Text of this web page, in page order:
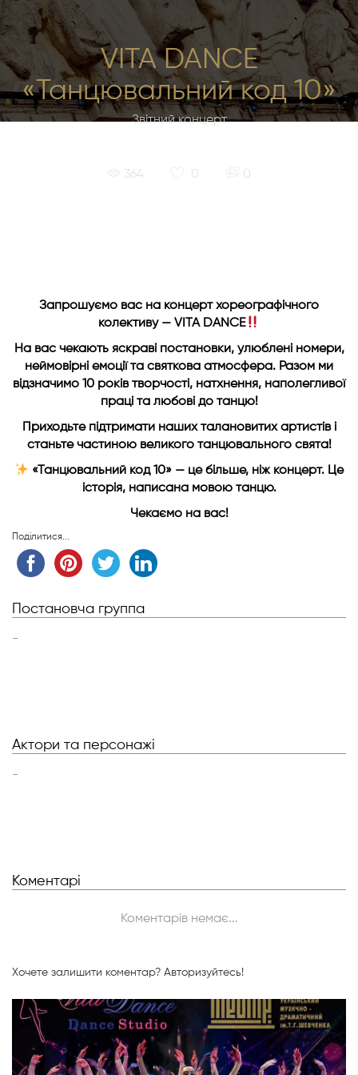
VITA DANCE
«Танцювальний код 10»
Звітний концерт
364 0 0
Запрошуємо вас на концерт хореографічного
колективу — VITA DANCE
На вас чекають яскраві постановки, улюблені номери,
неймовірні емоції та святкова атмосфера. Разом ми
відзначимо 10 років творчості, натхнення, наполегливої
праці та любові до танцю!
Приходьте підтримати наших талановитих артистів і
станьте частиною великого танцювального свята!
«Танцювальний код 10» — це більше, ніж концерт. Це
історія, написана мовою танцю.
Чекаємо на вас!
Поділитися...
Постановча группа
-
Актори та персонажі
-
Коментарі
Коментарів немає...
Хочете залишити коментар? Авторизуйтесь!